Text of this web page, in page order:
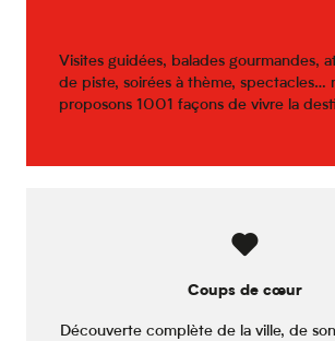
Visites guidées, balades gourmandes,
de piste, soirées à thème, spectacles…
proposons 1001 façons de vivre la
Coups de cœur
Découverte complète de la ville, de